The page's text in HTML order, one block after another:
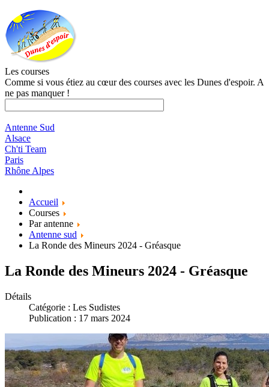
Les courses
Comme si vous étiez au cœur des courses avec les Dunes d'espoir. A
ne pas manquer !
Antenne Sud
Alsace
Ch'ti Team
Paris
Rhône Alpes
Accueil
Courses
Par antenne
Antenne sud
La Ronde des Mineurs 2024 - Gréasque
La Ronde des Mineurs 2024 - Gréasque
Détails
Catégorie : Les Sudistes
Publication : 17 mars 2024